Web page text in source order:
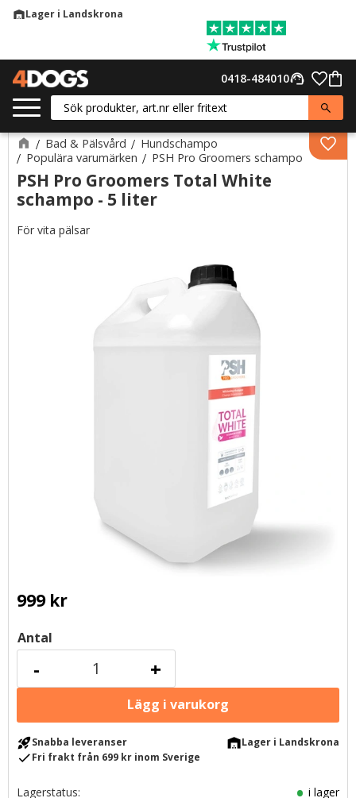
warehouseLager i Landskrona
support_agent
0418-484010
Bad & Pälsvård
Hundschampo
Populära varumärken
PSH Pro Groomers schampo
PSH Pro Groomers Total White
schampo - 5 liter
För vita pälsar
999kr
Antal
+
-
rocket_launchSnabba leveranser warehouseLager i Landskrona
checkFri frakt från 699 kr inom Sverige
Lagerstatus
i lager